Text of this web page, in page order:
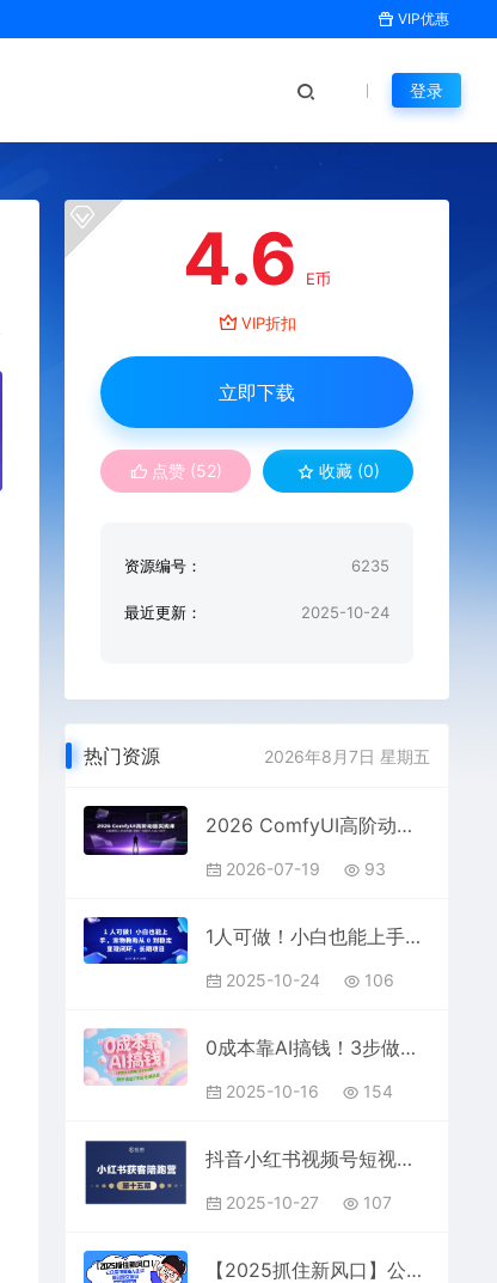
VIP优惠
登录
4.6 E币
VIP折扣
立即下载
点赞 (52) 收藏 (0)
资源编号： 6235
最近更新： 2025-10-24
热门资源 2026年8月7日 星期五
2026 ComfyUI高阶动画实战课：全新模型工作流拆解，漫剧广告数字人成片教学
2026-07-19 93
1人可做！小白也能上手，宠物救助从 0 到稳定变现闭环，长期项目
2025-10-24 106
0成本靠AI搞钱！3步做出反差萌+治愈系视频，新手也能7天起号爆流量
2025-10-16 154
抖音小红书视频号短视频带货与直播变现(11-18期),打造爆款内容，实现高效变现（更新）
2025-10-27 107
【2025抓住新风口】公众号流量主AI生成原创爆文项目，新手小白轻松日入1k+